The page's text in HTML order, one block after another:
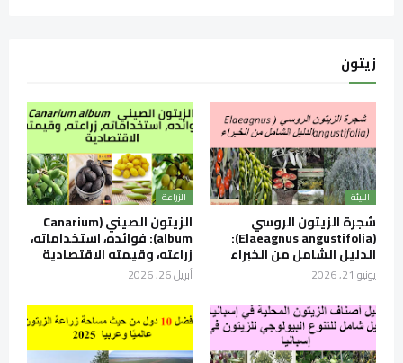
زيتون
البيئة
شجرة الزيتون الروسي
(Elaeagnus angustifolia):
الدليل الشامل من الخبراء
يونيو 21, 2026
الزراعة
الزيتون الصيني (Canarium
album): فوائده، استخداماته،
زراعته، وقيمته الاقتصادية
أبريل 26, 2026